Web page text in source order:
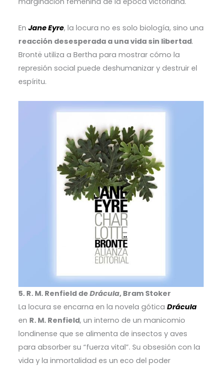
En Jane Eyre, la locura no es solo biología, sino una
reacción desesperada a una vida sin libertad.
Brontë utiliza a Bertha para mostrar cómo la
represión social puede deshumanizar y destruir el
espíritu.
5. R. M. Renfield de Drácula, Bram Stoker
La locura se encarna en la novela gótica Drácula
en R. M. Renfield, un interno de un manicomio
londinense que se alimenta de insectos y aves
para absorber su “fuerza vital”. Su obsesión con la
vida y la inmortalidad es un eco del poder